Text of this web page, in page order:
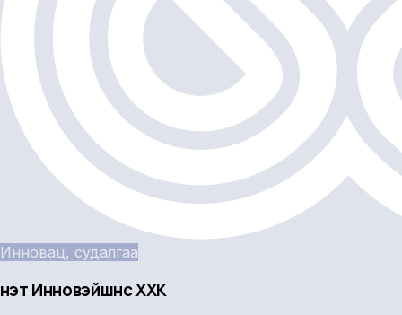
Инновац, судалгаа
Үнэт Инновэйшнс ХХК